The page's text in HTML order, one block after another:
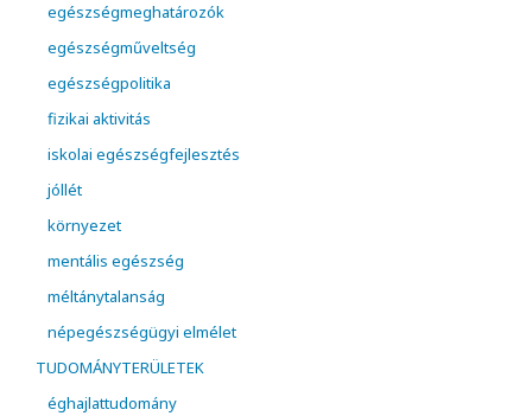
egészségmeghatározók
egészségműveltség
egészségpolitika
fizikai aktivitás
iskolai egészségfejlesztés
jóllét
környezet
mentális egészség
méltánytalanság
népegészségügyi elmélet
TUDOMÁNYTERÜLETEK
éghajlattudomány